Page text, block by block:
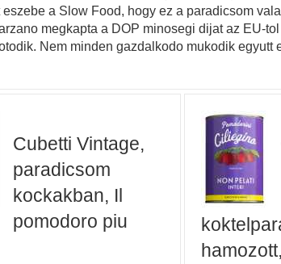
a Slow Food, hogy ez a paradicsom
megkapta a DOP minosegi dijat az EU-
Nem minden gazdalkodo mukodik egyutt
Cubetti Vintage,
paradicsom
kockakban, Il
pomodoro piu